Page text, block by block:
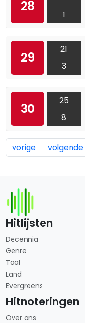
28
1
29
21
3
30
25
8
vorige volgende
Hitlijsten
Decennia
Genre
Taal
Land
Evergreens
Hitnoteringen
Over ons